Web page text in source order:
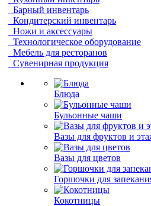
Барный инвентарь
Кондитерский инвентарь
Ножи и аксессуары
Технологическое оборудование
Мебель для ресторанов
Сувенирная продукция
Блюда
Бульонные чаши
Вазы для фруктов и
Вазы для цветов
Горшочки для
Кокотницы